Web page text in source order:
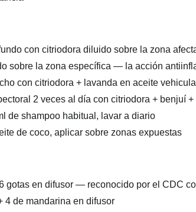
con citriodora diluido sobre la zona
sobre la zona específica — la acción
con citriodora + lavanda en aceite
2 veces al día con citriodora + benjuí
de shampoo habitual, lavar a diario
de coco, aplicar sobre zonas expuestas
gotas en difusor — reconocido por el CDC
4 de mandarina en difusor